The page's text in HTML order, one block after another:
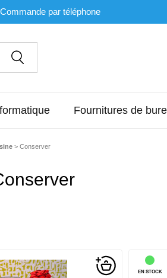
Commande par téléphone
Fournitures de
> Conserver
EN STOCK